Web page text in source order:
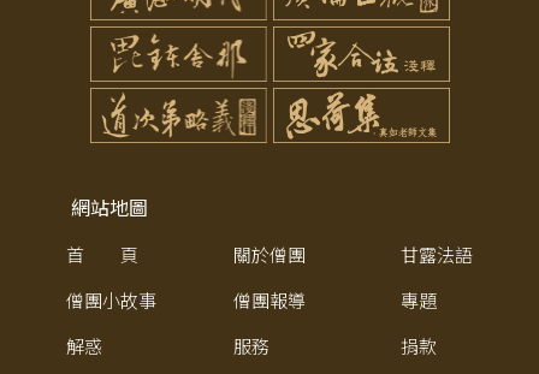
網站地圖
首 頁 關於僧團
甘露法語
僧團小故事
僧團報導
專題
解惑
服務 捐款